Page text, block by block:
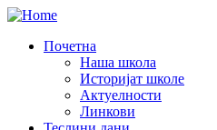
Почетна
Наша школа
Историјат школе
Актуелности
Линкови